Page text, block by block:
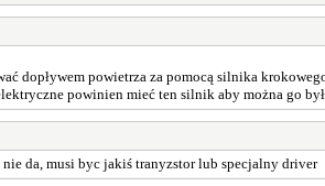
dopływem powietrza za pomocą silnika
powinien mieć ten silnik aby można go
nie da, musi byc jakiś tranyzstor lub specjalny driver